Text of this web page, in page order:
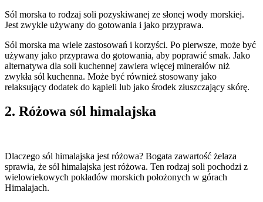
Sól morska to rodzaj soli pozyskiwanej ze słonej wody morskiej.
Jest zwykle używany do gotowania i jako przyprawa.
Sól morska ma wiele zastosowań i korzyści. Po pierwsze, może być
używany jako przyprawa do gotowania, aby poprawić smak. Jako
alternatywa dla soli kuchennej zawiera więcej minerałów niż
zwykła sól kuchenna. Może być również stosowany jako
relaksujący dodatek do kąpieli lub jako środek złuszczający skórę.
2. Różowa sól himalajska
Dlaczego sól himalajska jest różowa? Bogata zawartość żelaza
sprawia, że sól himalajska jest różowa. Ten rodzaj soli pochodzi z
wielowiekowych pokładów morskich położonych w górach
Himalajach.